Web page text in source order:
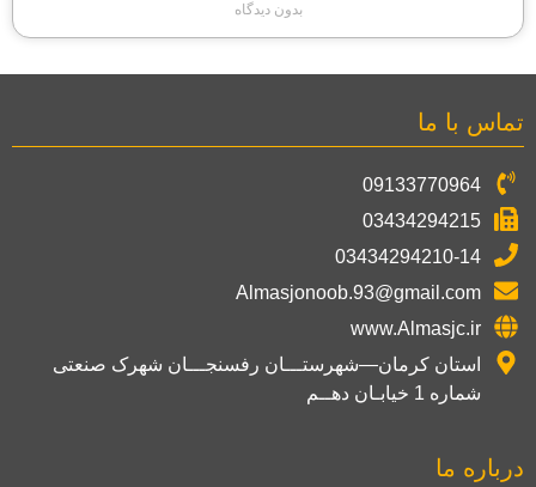
بدون دیدگاه
تماس با ما
09133770964
03434294215
03434294210-14
Almasjonoob.93@gmail.com
www.Almasjc.ir
استان کرمان—شهرستـــان رفسنجـــان شهرک صنعتی
شماره 1 خیابـان دهــم
درباره ما